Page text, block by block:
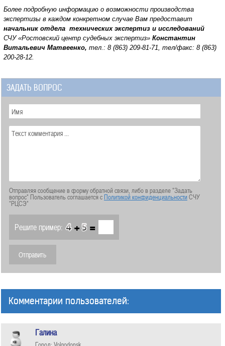
Более подробную информацию о возможности производства
экспертизы в каждом конкретном случае Вам предоставит
начальник отдела технических экспертиз и исследований
СЧУ «Ростовский центр судебных экспертиз» Константин
Витальевич Матвеенко, тел.: 8 (863) 209-81-71, тел/факс: 8 (863)
200-28-12.
ЗАДАТЬ ВОПРОС
Отправляя сообщение в форму обратной связи, либо в разделе "Задать
вопрос" Пользователь соглашается сПолитикой конфиденциальностиСЧУ
"РЦСЭ"
Решите пример: + =
Комментарии пользователей:
Галина